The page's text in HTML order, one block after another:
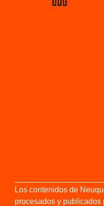
Los contenidos de
procesados y publicados